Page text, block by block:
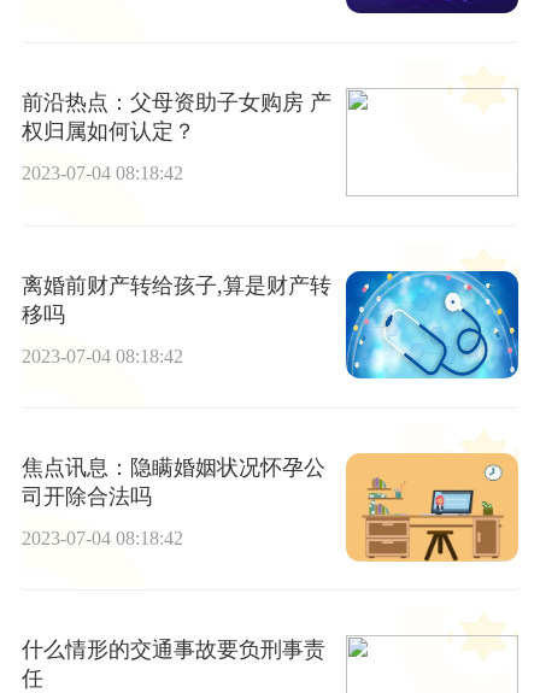
前沿热点：父母资助子女购房 产
权归属如何认定？
2023-07-04 08:18:42
离婚前财产转给孩子,算是财产转
移吗
2023-07-04 08:18:42
焦点讯息：隐瞒婚姻状况怀孕公
司开除合法吗
2023-07-04 08:18:42
什么情形的交通事故要负刑事责
任